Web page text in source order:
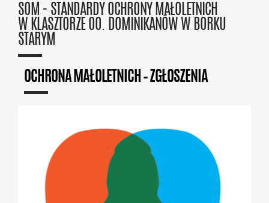
SOM - STANDARDY OCHRONY MAŁOLETNICH
W KLASZTORZE OO. DOMINIKANÓW W BORKU
STARYM
OCHRONA MAŁOLETNICH – ZGŁOSZENIA